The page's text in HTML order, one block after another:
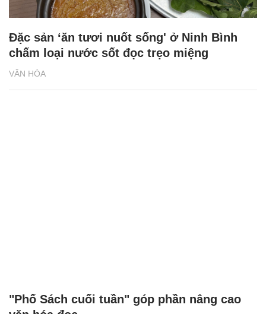
VĂN HÓA
Đặc sản ‘ăn tươi nuốt sống' ở Ninh Bình
chấm loại nước sốt đọc trẹo miệng
"Phố Sách cuối tuần" góp phần nâng cao